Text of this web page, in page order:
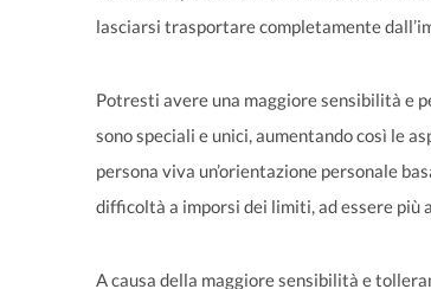
lasciarsi trasportare completamente
Potresti avere una maggiore sensibilità e
sono speciali e unici, aumentando così le
persona viva un’orientazione personale
difficoltà a imporsi dei limiti, ad essere più
A causa della maggiore sensibilità e